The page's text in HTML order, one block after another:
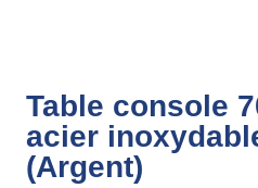
Table console
acier
(Argent)